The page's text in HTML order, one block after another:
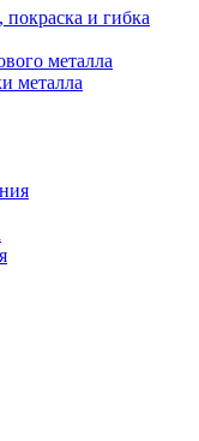
покраска и гибка
металла
металла